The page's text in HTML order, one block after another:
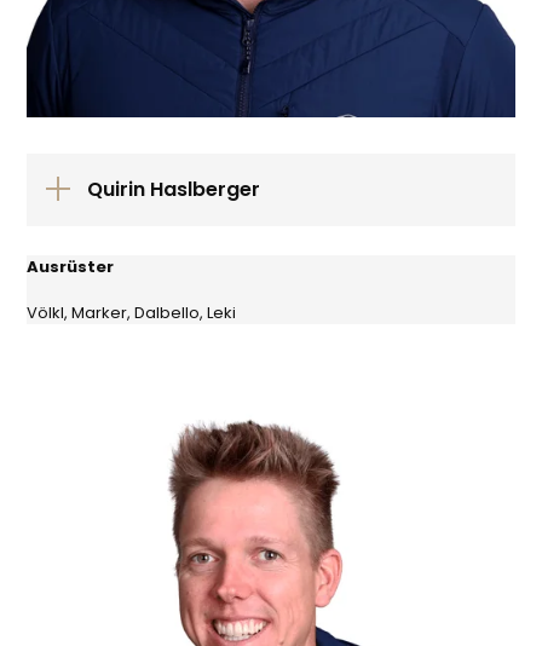
Quirin Haslberger
Ausrüster
Völkl, Marker, Dalbello, Leki